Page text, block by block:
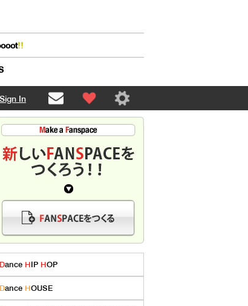
!!
Sign In
Dance HIP HOP
Dance HOUSE